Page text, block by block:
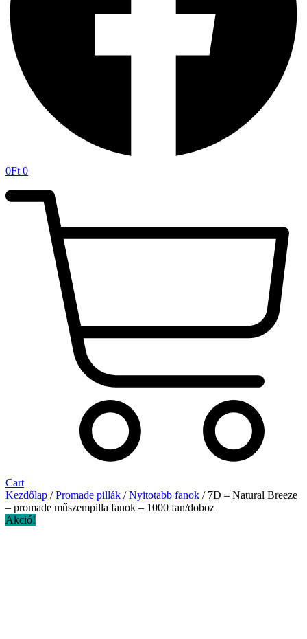
0Ft 0
Cart
Kezdőlap /Promade pillák /Nyitotabb fanok / 7D – Natural Breeze
– promade műszempilla fanok – 1000 fan/doboz
Akció!